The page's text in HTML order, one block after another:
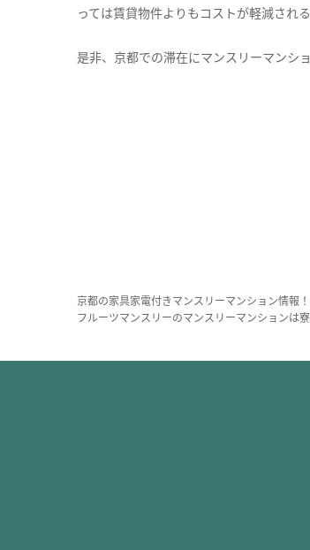
っては賃貸物件よりもコストが軽減され
是非、京都での滞在にマンスリーマンシ
京都の家具家電付きマンスリーマンション情報
フルーツマンスリーのマンスリーマンションは